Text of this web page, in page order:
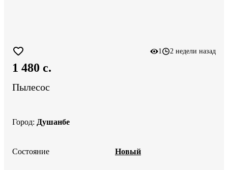
1 2 недели назад
1 480 c.
Пылесос
Город: Душанбе
Состояние Новый